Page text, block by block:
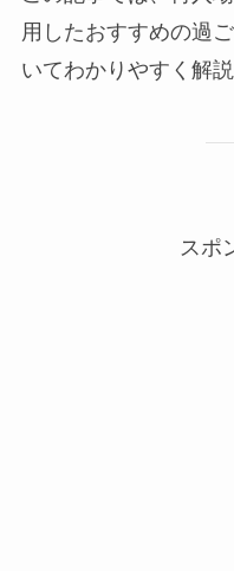
用したおすすめの過
いてわかりやすく解
スポ